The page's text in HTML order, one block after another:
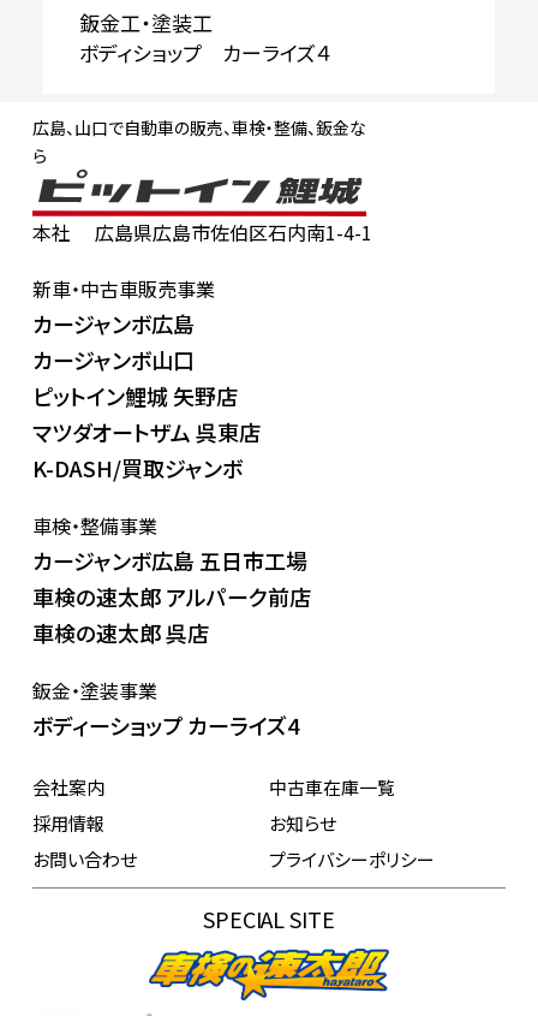
鈑金工・塗装工
ボディショップ カーライズ４
広島、山口で自動車の販売、車検・整備、鈑金な
ら
本社
広島県広島市佐伯区石内南1-4-1
新車・中古車販売事業
カージャンボ広島
カージャンボ山口
ピットイン鯉城 矢野店
マツダオートザム 呉東店
K-DASH/買取ジャンボ
車検・整備事業
カージャンボ広島 五日市工場
車検の速太郎 アルパーク前店
車検の速太郎 呉店
鈑金・塗装事業
ボディーショップ カーライズ4
会社案内
中古車在庫一覧
採用情報
お知らせ
お問い合わせ
プライバシーポリシー
SPECIAL SITE